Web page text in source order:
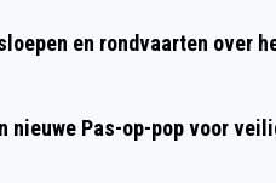
en rondvaarten over
nieuwe Pas-op-pop voor